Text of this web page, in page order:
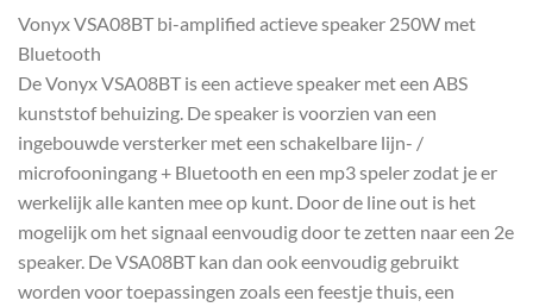
Vonyx VSA08BT bi-amplified actieve speaker 250W met
Bluetooth
De Vonyx VSA08BT is een actieve speaker met een ABS
kunststof behuizing. De speaker is voorzien van een
ingebouwde versterker met een schakelbare lijn- /
microfooningang + Bluetooth en een mp3 speler zodat je er
werkelijk alle kanten mee op kunt. Door de line out is het
mogelijk om het signaal eenvoudig door te zetten naar een 2e
speaker. De VSA08BT kan dan ook eenvoudig gebruikt
worden voor toepassingen zoals een feestje thuis, een